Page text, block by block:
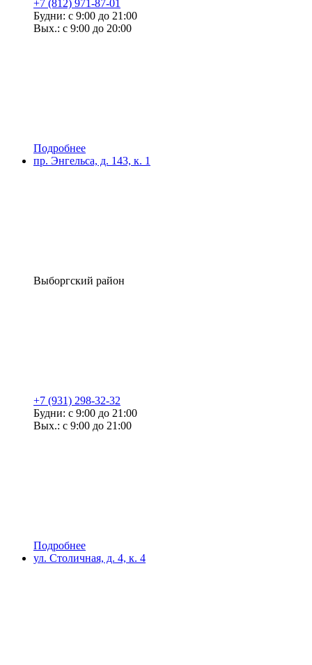
+7 (812) 971-87-01
Будни: с 9:00 до 21:00
Вых.: с 9:00 до 20:00
Подробнее
пр. Энгельса, д. 143, к. 1
Выборгский район
+7 (931) 298-32-32
Будни: с 9:00 до 21:00
Вых.: с 9:00 до 21:00
Подробнее
ул. Столичная, д. 4, к. 4